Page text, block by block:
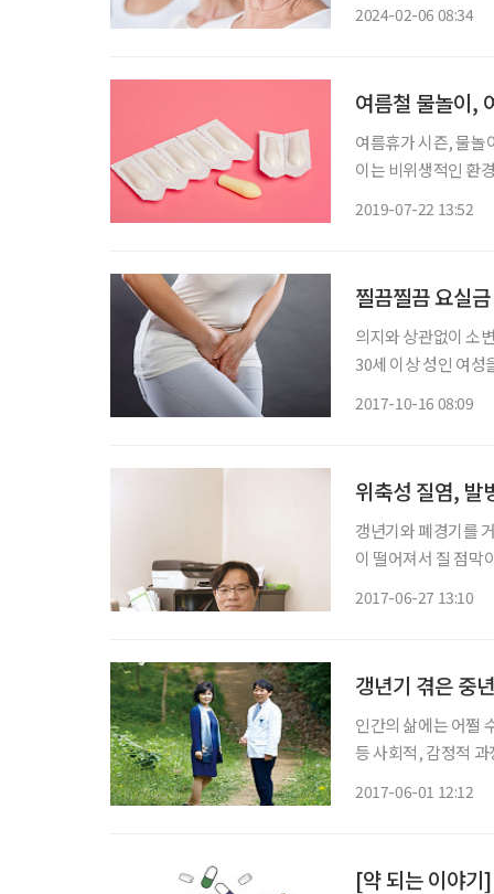
2024-02-06 08:34
여름철 물놀이,
여름휴가 시즌, 물놀
이는 비위생적인 환
2019-07-22 13:52
찔끔찔끔 요실
의지와 상관없이 소
30세 이상 성인 여성
2017-10-16 08:09
위축성 질염, 발
갱년기와 폐경기를
이 떨어져서 질 점막
2017-06-27 13:10
갱년기 겪은 중
인간의 삶에는 어쩔
등 사회적, 감정적
2017-06-01 12:12
[약 되는 이야기